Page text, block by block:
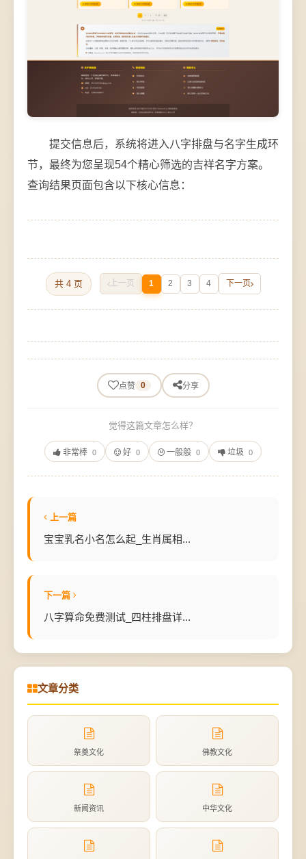
提交信息后，系统将进入八字排盘与名字生成环
节，最终为您呈现54个精心筛选的吉祥名字方案。
查询结果页面包含以下核心信息：
共 4 页 上一页 1 2 3 4 下一页
点赞 0 分享
觉得这篇文章怎么样？
非常棒 0 好 0 一般般 0 垃圾 0
上一篇
宝宝乳名小名怎么起_生肖属相...
下一篇
八字算命免费测试_四柱排盘详...
文章分类
祭奠文化 佛教文化
新闻资讯 中华文化